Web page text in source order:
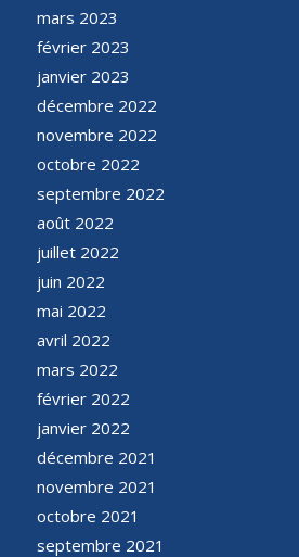
mars 2023
février 2023
janvier 2023
décembre 2022
novembre 2022
octobre 2022
septembre 2022
août 2022
juillet 2022
juin 2022
mai 2022
avril 2022
mars 2022
février 2022
janvier 2022
décembre 2021
novembre 2021
octobre 2021
septembre 2021